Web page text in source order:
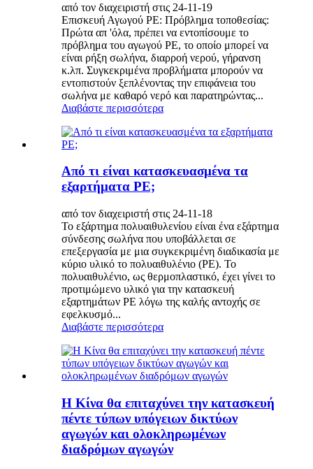
από τον διαχειριστή στις 24-11-19
Επισκευή Αγωγού PE: Πρόβλημα τοποθεσίας:
Πρώτα απ 'όλα, πρέπει να εντοπίσουμε το
πρόβλημα του αγωγού PE, το οποίο μπορεί να
είναι ρήξη σωλήνα, διαρροή νερού, γήρανση
κ.λπ. Συγκεκριμένα προβλήματα μπορούν να
εντοπιστούν ξεπλένοντας την επιφάνεια του
σωλήνα με καθαρό νερό και παρατηρώντας...
Διαβάστε περισσότερα
Από τι είναι κατασκευασμένα τα
εξαρτήματα PE;
από τον διαχειριστή στις 24-11-18
Το εξάρτημα πολυαιθυλενίου είναι ένα εξάρτημα
σύνδεσης σωλήνα που υποβάλλεται σε
επεξεργασία με μια συγκεκριμένη διαδικασία με
κύριο υλικό το πολυαιθυλένιο (PE). Το
πολυαιθυλένιο, ως θερμοπλαστικό, έχει γίνει το
προτιμώμενο υλικό για την κατασκευή
εξαρτημάτων PE λόγω της καλής αντοχής σε
εφελκυσμό...
Διαβάστε περισσότερα
Η Κίνα θα επιταχύνει την κατασκευή
πέντε τύπων υπόγειων δικτύων
αγωγών και ολοκληρωμένων
διαδρόμων αγωγών